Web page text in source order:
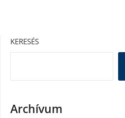
KERESÉS
Archívum